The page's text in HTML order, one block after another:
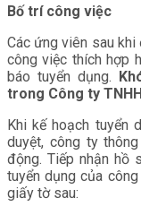
Bố trí công việc
Các ứng viên sau
công việc thích hợp
báo tuyển dụng.
trong Công ty TNHH
Khi kế hoạch tuyển
duyệt, công ty
động. Tiếp nhận hồ
tuyển dụng của
giấy tờ sau: